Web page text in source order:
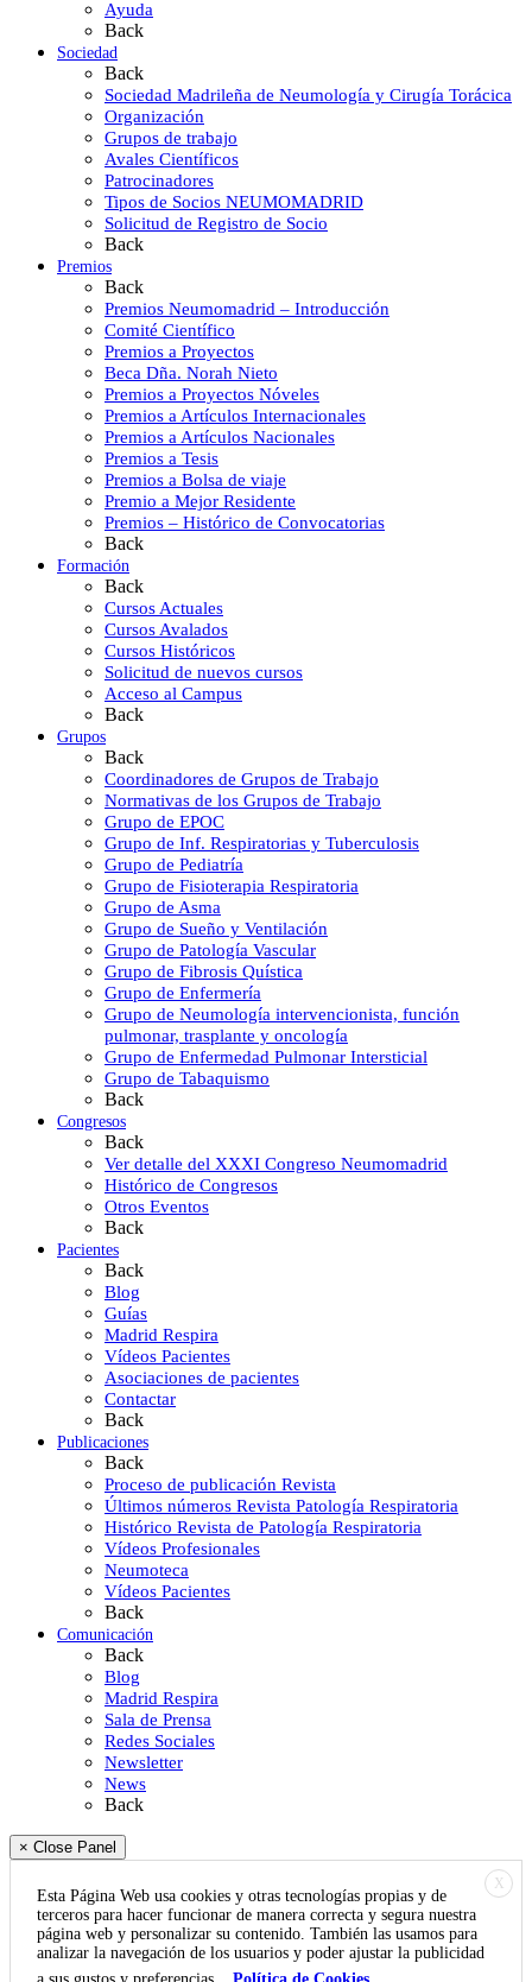
Ayuda
Back
Sociedad
Back
Sociedad Madrileña de Neumología y Cirugía Torácica
Organización
Grupos de trabajo
Avales Científicos
Patrocinadores
Tipos de Socios NEUMOMADRID
Solicitud de Registro de Socio
Back
Premios
Back
Premios Neumomadrid – Introducción
Comité Científico
Premios a Proyectos
Beca Dña. Norah Nieto
Premios a Proyectos Nóveles
Premios a Artículos Internacionales
Premios a Artículos Nacionales
Premios a Tesis
Premios a Bolsa de viaje
Premio a Mejor Residente
Premios – Histórico de Convocatorias
Back
Formación
Back
Cursos Actuales
Cursos Avalados
Cursos Históricos
Solicitud de nuevos cursos
Acceso al Campus
Back
Grupos
Back
Coordinadores de Grupos de Trabajo
Normativas de los Grupos de Trabajo
Grupo de EPOC
Grupo de Inf. Respiratorias y Tuberculosis
Grupo de Pediatría
Grupo de Fisioterapia Respiratoria
Grupo de Asma
Grupo de Sueño y Ventilación
Grupo de Patología Vascular
Grupo de Fibrosis Quística
Grupo de Enfermería
Grupo de Neumología intervencionista, función
pulmonar, trasplante y oncología
Grupo de Enfermedad Pulmonar Intersticial
Grupo de Tabaquismo
Back
Congresos
Back
Ver detalle del XXXI Congreso Neumomadrid
Histórico de Congresos
Otros Eventos
Back
Pacientes
Back
Blog
Guías
Madrid Respira
Vídeos Pacientes
Asociaciones de pacientes
Contactar
Back
Publicaciones
Back
Proceso de publicación Revista
Últimos números Revista Patología Respiratoria
Histórico Revista de Patología Respiratoria
Vídeos Profesionales
Neumoteca
Vídeos Pacientes
Back
Comunicación
Back
Blog
Madrid Respira
Sala de Prensa
Redes Sociales
Newsletter
News
Back
× Close Panel
X
Esta Página Web usa cookies y otras tecnologías propias y de
terceros para hacer funcionar de manera correcta y segura nuestra
página web y personalizar su contenido. También las usamos para
analizar la navegación de los usuarios y poder ajustar la publicidad